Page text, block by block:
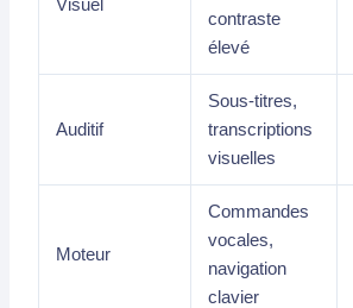
Visuel
contraste
élevé
Auditif
Sous-titres,
transcriptions
visuelles
Moteur
Commandes
vocales,
navigation
clavier